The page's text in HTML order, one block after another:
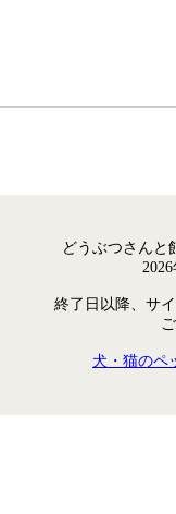
どうぶつさんと
終了日以降、サ
犬・猫のペ